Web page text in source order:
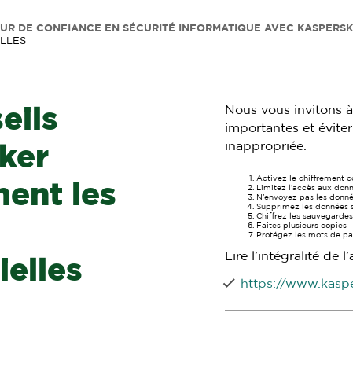
DE CONFIANCE EN SÉCURITÉ INFORMATIQUE AVEC
les
Nous vous invitons
importantes et
inappropriée.
Activez le chiffrement
Limitez l’accès aux
N’envoyez pas les
Supprimez les données
Chiffrez les sauvegardes
Faites plusieurs copies
Protégez les mots de
Lire l’intégralité de
https://